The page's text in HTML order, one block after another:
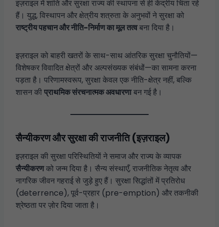
इज़राइल में शांति और सुरक्षा राज्य की स्थापना से ही केंद्रीय चिंता रहे
हैं। युद्ध, विस्थापन और क्षेत्रीय शत्रुता के अनुभवों ने सुरक्षा को
राष्ट्रीय पहचान और नीति-निर्माण का मूल तत्वबना दिया है।
इज़राइल को बाहरी खतरों के साथ-साथ आंतरिक सुरक्षा चुनौतियों—
विशेषकर विवादित क्षेत्रों और अल्पसंख्यक संबंधों—का सामना करना
पड़ता है। परिणामस्वरूप, सुरक्षा केवल एक नीति-क्षेत्र नहीं, बल्कि
शासन कीप्राथमिक संरचनात्मक अवधारणाबन गई है।
सैन्यीकरण और सुरक्षा की राजनीति (इज़राइल)
इज़राइल की सुरक्षा परिस्थितियों ने समाज और राज्य के व्यापक
सैन्यीकरणको जन्म दिया है। सैन्य संस्थाएँ, राजनीतिक नेतृत्व और
नागरिक जीवन गहराई से जुड़े हुए हैं। सुरक्षा सिद्धांतों में प्रतिरोध
(deterrence), पूर्व-प्रहार (pre-emption) और तकनीकी
श्रेष्ठता पर ज़ोर दिया जाता है।